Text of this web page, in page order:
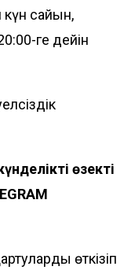
күн сайын,
ге дейін
өзекті
өткізіп